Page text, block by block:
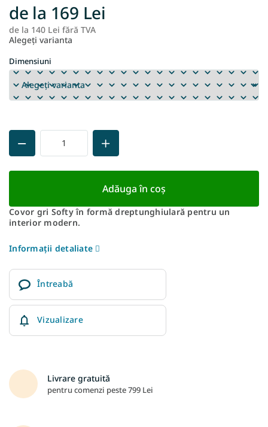
de la 169 Lei
de la 140 Lei fără TVA
Alegeţi varianta
Dimensiuni
Adăuga în coş
Covor gri Softy în formă dreptunghiulară pentru un
interior modern.
Informaţii detaliate
Întreabă
Vizualizare
Livrare gratuită
pentru comenzi peste 799 Lei